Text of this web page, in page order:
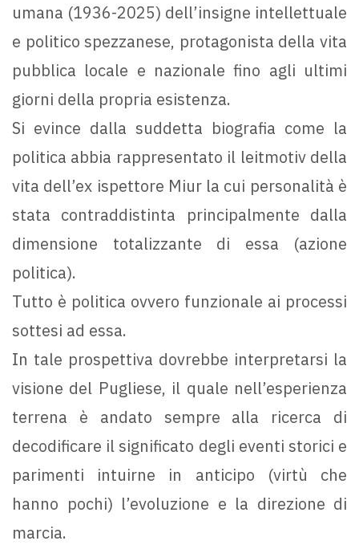
umana (1936-2025) dell’insigne intellettuale
e politico spezzanese, protagonista della vita
pubblica locale e nazionale fino agli ultimi
giorni della propria esistenza.
Si evince dalla suddetta biografia come la
politica abbia rappresentato il leitmotiv della
vita dell’ex ispettore Miur la cui personalità è
stata contraddistinta principalmente dalla
dimensione totalizzante di essa (azione
politica).
Tutto è politica ovvero funzionale ai processi
sottesi ad essa.
In tale prospettiva dovrebbe interpretarsi la
visione del Pugliese, il quale nell’esperienza
terrena è andato sempre alla ricerca di
decodificare il significato degli eventi storici e
parimenti intuirne in anticipo (virtù che
hanno pochi) l’evoluzione e la direzione di
marcia.